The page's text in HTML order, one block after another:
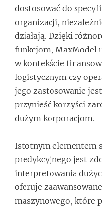
dostosować do
organizacji,
działają. Dzięki
funkcjom, MaxModel
w kontekście
logistycznym czy
jego zastosowanie
przynieść korzyści
dużym korporacjom.
Istotnym elementem
predykcyjnego jest
interpretowania
oferuje
maszynowego, które